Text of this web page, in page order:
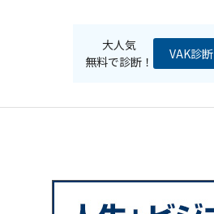
大人気
無料で診断！
VAK診断